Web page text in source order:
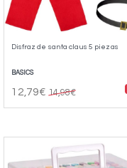
Disfraz de santa claus 5 piezas
BASICS
12,79€ 14,98€